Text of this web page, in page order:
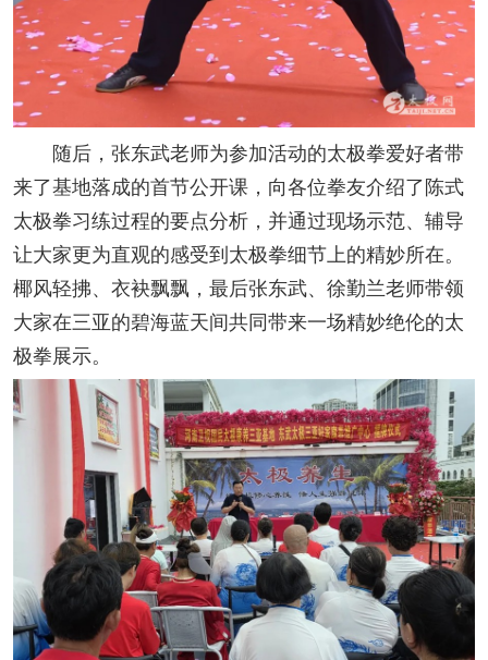
随后，张东武老师为参加活动的太极拳爱好者带
来了基地落成的首节公开课，向各位拳友介绍了陈式
太极拳习练过程的要点分析，并通过现场示范、辅导
让大家更为直观的感受到太极拳细节上的精妙所在。
椰风轻拂、衣袂飘飘，最后张东武、徐勤兰老师带领
大家在三亚的碧海蓝天间共同带来一场精妙绝伦的太
极拳展示。